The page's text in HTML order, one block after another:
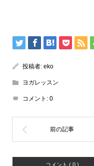
投稿者: eko
ヨガレッスン
コメント: 0
コメント ( 0 )